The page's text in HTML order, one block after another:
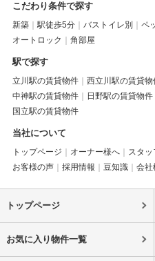
こだわり条件で探す
新築 駅徒歩5分 バストイレ別 ペ
オートロック
角部屋
駅で探す
立川駅の賃貸物件 西立川駅の賃貸物
中神駅の賃貸物件
日野駅の賃貸物件
国立駅の賃貸物件
当社について
トップページ オーナー様へ スタ
お客様の声
採用情報 豆知識 会社
トップページ
お気に入り物件一覧